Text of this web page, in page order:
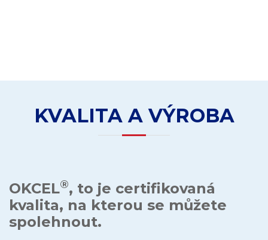
KVALITA A VÝROBA
OKCEL®, to je certifikovaná
kvalita, na kterou se můžete
spolehnout.